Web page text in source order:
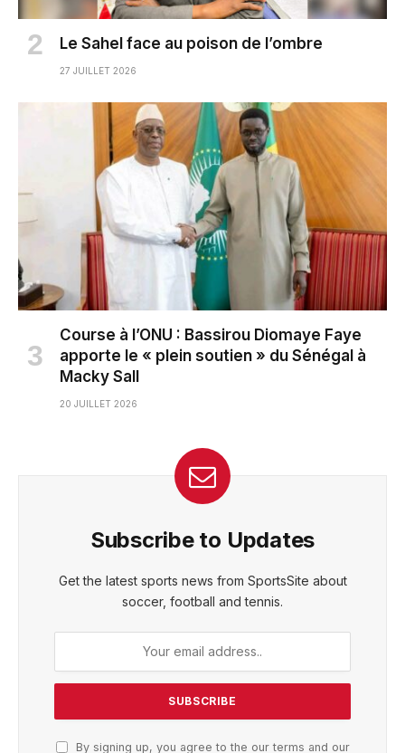
Le Sahel face au poison de l’ombre
27 JUILLET 2026
Course à l’ONU : Bassirou Diomaye Faye
apporte le « plein soutien » du Sénégal à
Macky Sall
20 JUILLET 2026
Subscribe to Updates
Get the latest sports news from SportsSite about
soccer, football and tennis.
By signing up, you agree to the our terms and our